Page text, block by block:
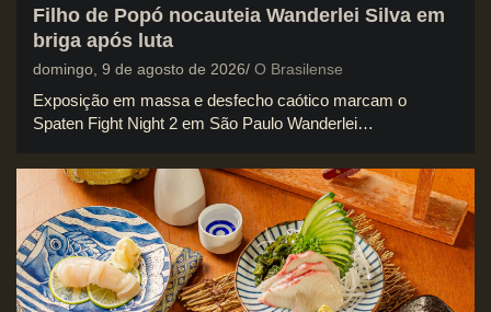
Filho de Popó nocauteia Wanderlei Silva em
briga após luta
domingo, 9 de agosto de 2026 O Brasilense
Exposição em massa e desfecho caótico marcam o
Spaten Fight Night 2 em São Paulo Wanderlei…